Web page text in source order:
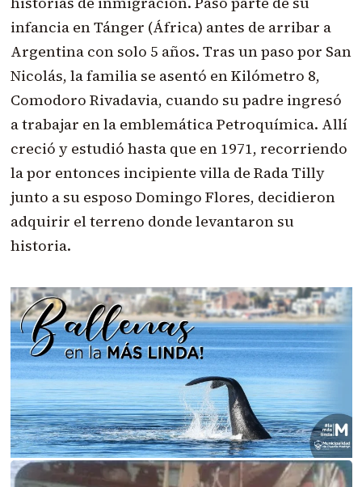
infancia en Tánger (África) antes de arribar a
Argentina con solo 5 años. Tras un paso por San
Nicolás, la familia se asentó en Kilómetro 8,
Comodoro Rivadavia, cuando su padre ingresó
a trabajar en la emblemática Petroquímica. Allí
creció y estudió hasta que en 1971, recorriendo
la por entonces incipiente villa de Rada Tilly
junto a su esposo Domingo Flores, decidieron
adquirir el terreno donde levantaron su
historia.